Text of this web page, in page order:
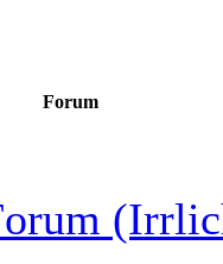
Forum